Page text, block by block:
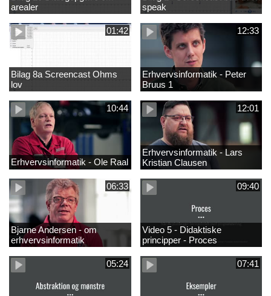
arealer
speak
01:42
Bilag 8a Screencast Ohms
lov
12:33
Erhvervsinformatik - Peter
Bruus 1
10:44
Erhvervsinformatik - Ole Raal
12:01
Erhvervsinformatik - Lars
Kristian Clausen
06:33
Bjarne Andersen - om
erhvervsinformatik
09:40
Video 5 - Didaktiske
principper - Proces
05:24 07:41